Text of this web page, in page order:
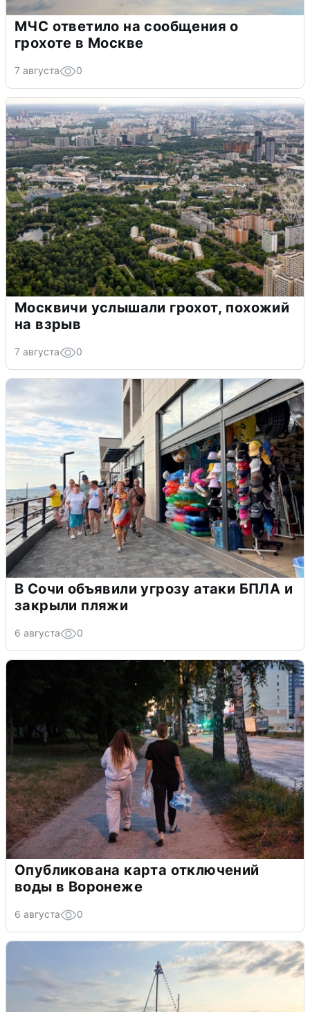
МЧС ответило на сообщения о
грохоте в Москве
7 августа 0
Москвичи услышали грохот, похожий
на взрыв
7 августа 0
В Сочи объявили угрозу атаки БПЛА и
закрыли пляжи
6 августа 0
Опубликована карта отключений
воды в Воронеже
6 августа 0